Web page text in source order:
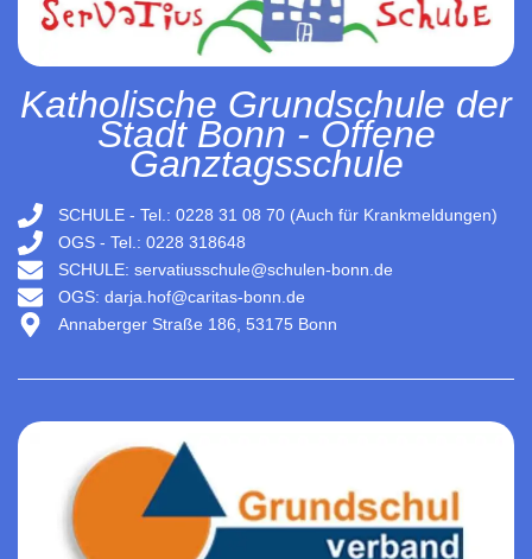
Katholische Grundschule der
Stadt Bonn - Offene
Ganztagsschule
SCHULE - Tel.: 0228 31 08 70 (Auch für Krankmeldungen)
OGS - Tel.: 0228 318648
SCHULE: servatiusschule@schulen-bonn.de
OGS: darja.hof@caritas-bonn.de
Annaberger Straße 186, 53175 Bonn